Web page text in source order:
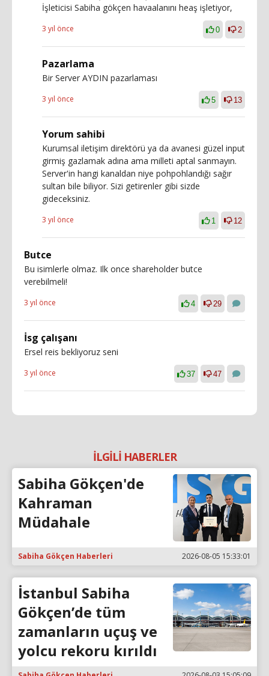
İşleticisi Sabiha gökçen havaalanını heaş işletiyor,
3 yıl önce 0 2
Pazarlama
Bir Server AYDIN pazarlaması
3 yıl önce 5 13
Yorum sahibi
Kurumsal iletişim direktörü ya da avanesi güzel input
girmiş gazlamak adına ama milleti aptal sanmayın.
Server'in hangi kanaldan niye pohpohlandığı sağır
sultan bile biliyor. Sizi getirenler gibi sizde
gideceksiniz.
3 yıl önce 1 12
Butce
Bu isimlerle olmaz. Ilk once shareholder butce
verebilmeli!
3 yıl önce 4 29
İsg çalışanı
Ersel reis bekliyoruz seni
3 yıl önce 37 47
İLGİLİ HABERLER
Sabiha Gökçen'de
Kahraman
Müdahale
Sabiha Gökçen Haberleri 2026-08-05 15:33:01
İstanbul Sabiha
Gökçen’de tüm
zamanların uçuş ve
yolcu rekoru kırıldı